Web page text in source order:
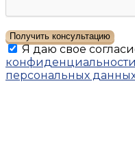
Получить консультацию
Я даю свое
персональных